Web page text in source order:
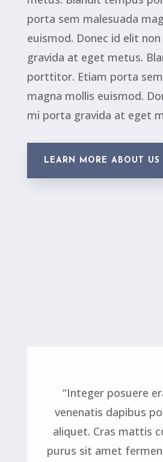
porta sem malesuada
euismod. Donec id elit
gravida at eget metus.
porttitor. Etiam porta
magna mollis euismod.
mi porta gravida at eget
LEARN MORE ABOUT US
“Integer posuere
venenatis dapibus
aliquet. Cras mattis
purus sit amet